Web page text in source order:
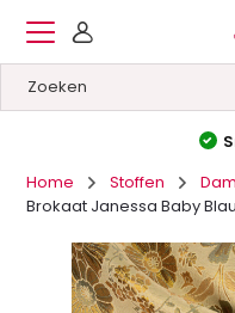
Hoge
Home
Stoffen
Brokaat Janessa Baby